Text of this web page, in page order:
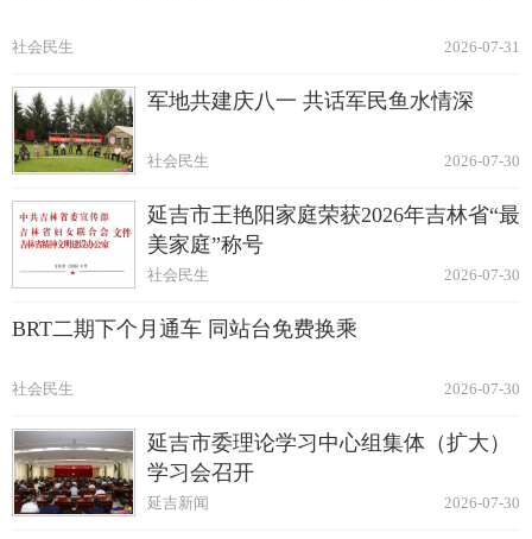
2026-07-31
社会民生
军地共建庆八一 共话军民鱼水情深
2026-07-30
社会民生
延吉市王艳阳家庭荣获2026年吉林省“最
美家庭”称号
2026-07-30
社会民生
BRT二期下个月通车 同站台免费换乘
2026-07-30
社会民生
延吉市委理论学习中心组集体（扩大）
学习会召开
2026-07-30
延吉新闻